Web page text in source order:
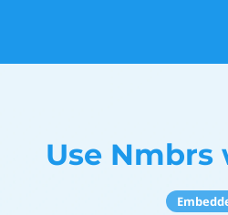
Use